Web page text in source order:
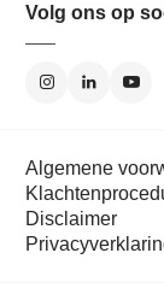
Volg ons op
Algemene
Disclaimer